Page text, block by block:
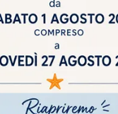
I NOSTRI
INVIA